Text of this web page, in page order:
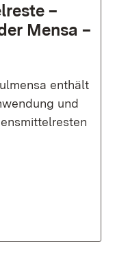
–
Mensa –
enthält
und